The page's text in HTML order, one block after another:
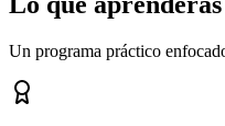
Un programa práctico